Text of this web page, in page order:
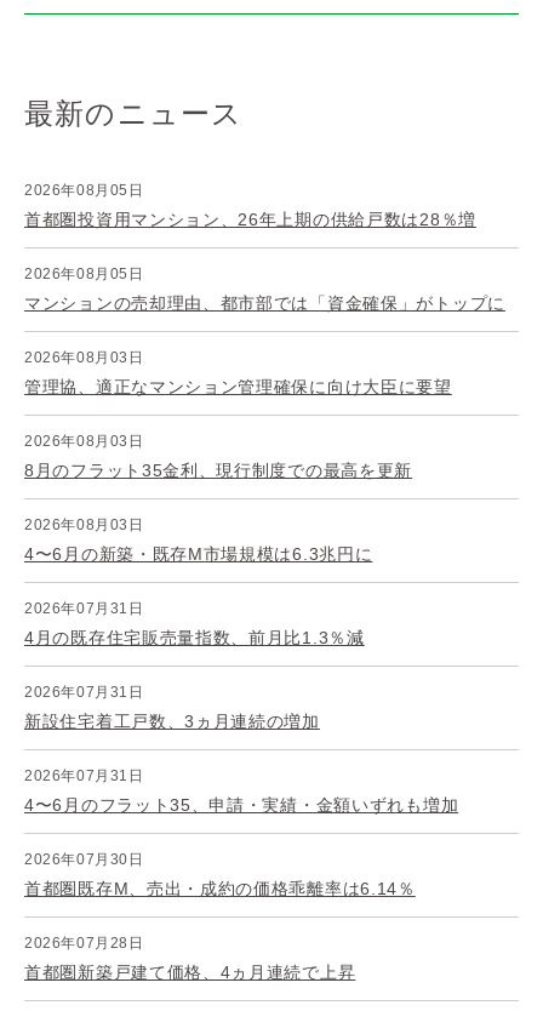
最新のニュース
2026年08月05日
首都圏投資用マンション、26年上期の供給戸数は28％増
2026年08月05日
マンションの売却理由、都市部では「資金確保」がトップに
2026年08月03日
管理協、適正なマンション管理確保に向け大臣に要望
2026年08月03日
8月のフラット35金利、現行制度での最高を更新
2026年08月03日
4〜6月の新築・既存M市場規模は6.3兆円に
2026年07月31日
4月の既存住宅販売量指数、前月比1.3％減
2026年07月31日
新設住宅着工戸数、3ヵ月連続の増加
2026年07月31日
4〜6月のフラット35、申請・実績・金額いずれも増加
2026年07月30日
首都圏既存M、売出・成約の価格乖離率は6.14％
2026年07月28日
首都圏新築戸建て価格、4ヵ月連続で上昇